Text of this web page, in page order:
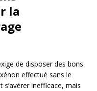
la
de disposer des bons
effectué sans le
inefficace, mais